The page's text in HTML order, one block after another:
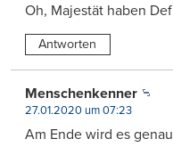
Oh, Majestät haben
Antworten
Menschenkenner
27.01.2020 um 07:23
Am Ende wird es